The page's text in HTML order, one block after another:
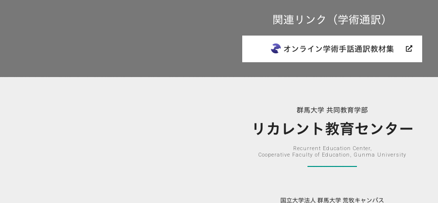
関連リンク（学術通訳）
オンライン学術手話通訳教材集
群馬大学 共同教育学部
リカレント教育センター
Recurrent Education Center,
Cooperative Faculty of Education, Gunma University
国立大学法人 群馬大学 荒牧キャンパス